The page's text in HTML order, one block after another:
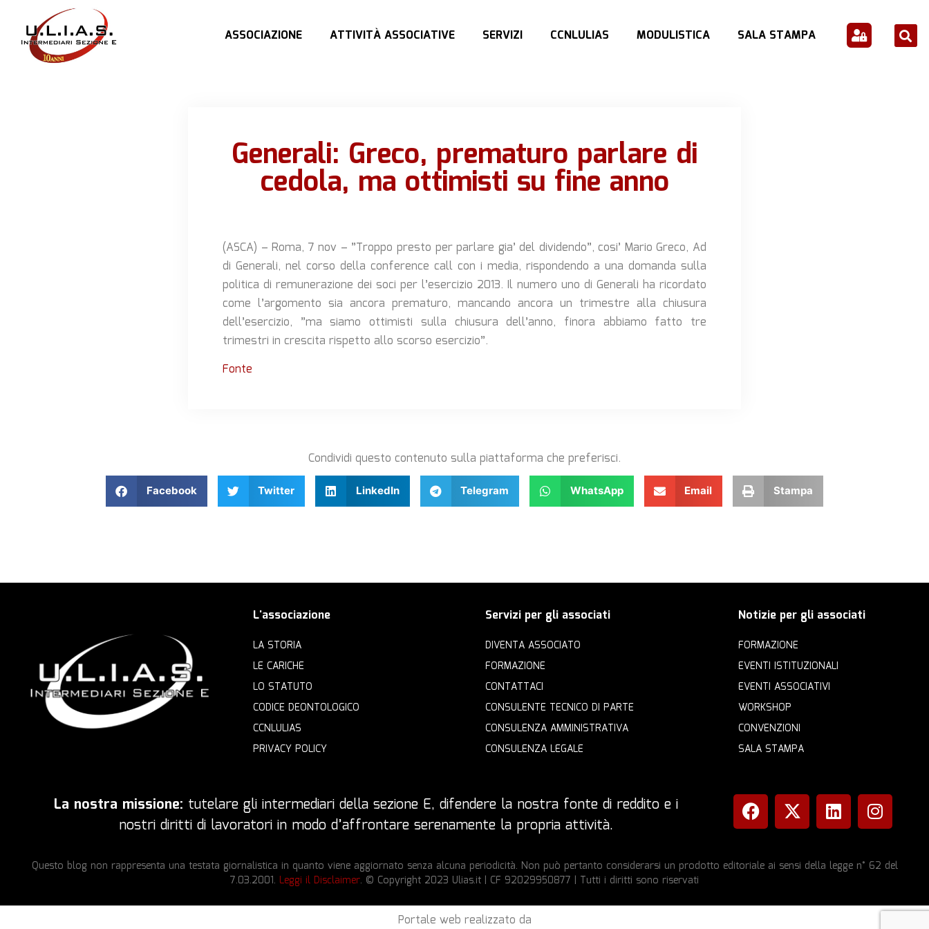
ASSOCIAZIONE ATTIVITÀ ASSOCIATIVE SERVIZI CCNLULIAS MODULISTICA SALA STAMPA
Generali: Greco, prematuro parlare di
cedola, ma ottimisti su fine anno
(ASCA) – Roma, 7 nov – ”Troppo presto per parlare gia’ del dividendo”, cosi’ Mario Greco, Ad
di Generali, nel corso della conference call con i media, rispondendo a una domanda sulla
politica di remunerazione dei soci per l’esercizio 2013. Il numero uno di Generali ha ricordato
come l’argomento sia ancora prematuro, mancando ancora un trimestre alla chiusura
dell’esercizio, ”ma siamo ottimisti sulla chiusura dell’anno, finora abbiamo fatto tre
trimestri in crescita rispetto allo scorso esercizio”.
Fonte
Condividi questo contenuto sulla piattaforma che preferisci.
Facebook Twitter LinkedIn Telegram WhatsApp Email Stampa
L'associazione
LA STORIA
LE CARICHE
LO STATUTO
CODICE DEONTOLOGICO
CCNLULIAS
PRIVACY POLICY
Servizi per gli associati
DIVENTA ASSOCIATO
FORMAZIONE
CONTATTACI
CONSULENTE TECNICO DI PARTE
CONSULENZA AMMINISTRATIVA
CONSULENZA LEGALE
Notizie per gli associati
FORMAZIONE
EVENTI ISTITUZIONALI
EVENTI ASSOCIATIVI
WORKSHOP
CONVENZIONI
SALA STAMPA
La nostra missione: tutelare gli intermediari della sezione E, difendere la nostra fonte di reddito e i
nostri diritti di lavoratori in modo d’affrontare serenamente la propria attività.
Questo blog non rappresenta una testata giornalistica in quanto viene aggiornato senza alcuna periodicità. Non può pertanto considerarsi un prodotto editoriale ai sensi della legge n° 62 del
7.03.2001. Leggi il Disclaimer. © Copyright 2023 Ulias.it | CF 92029950877 | Tutti i diritti sono riservati
Portale web realizzato da